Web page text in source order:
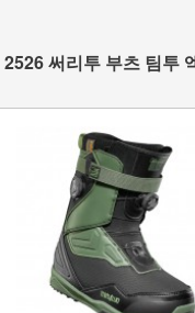
2526 써리투 부츠 팀투